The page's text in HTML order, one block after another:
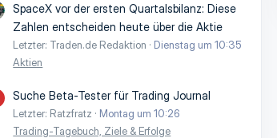
SpaceX vor der ersten Quartalsbilanz: Diese
Zahlen entscheiden heute über die Aktie
Letzter: Traden.de Redaktion
Dienstag um 10:35
Aktien
Suche Beta-Tester für Trading Journal
Letzter: Ratzfratz
Montag um 10:26
Trading-Tagebuch, Ziele & Erfolge